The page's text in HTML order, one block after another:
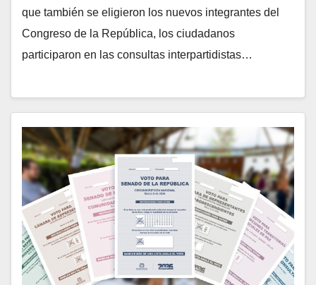
que también se eligieron los nuevos integrantes del
Congreso de la República, los ciudadanos
participaron en las consultas interpartidistas…